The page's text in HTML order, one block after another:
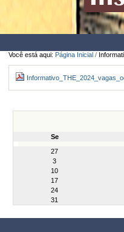
Você está aqui: Página Inicial /
Se
27
3
10
17
24
31